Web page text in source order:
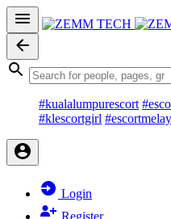
#kualalumpurescort
#klescortgirl
Login
Register